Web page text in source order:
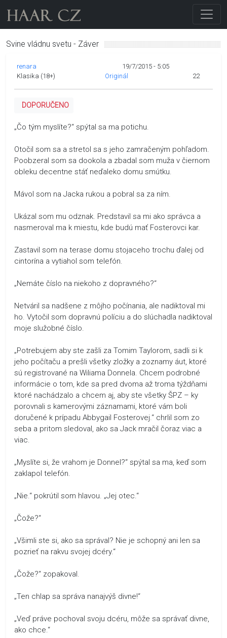
Svine vládnu svetu - Záver
renara
19/7/2015 - 5:05
Klasika (18+)
Originál 22
DOPORUČENO
„Čo tým myslíte?“ spýtal sa ma potichu.
Otočil som sa a stretol sa s jeho zamračeným pohľadom.
Poobzeral som sa dookola a zbadal som muža v čiernom
obleku decentne stáť neďaleko domu smútku.
Mávol som na Jacka rukou a pobral sa za ním.
Ukázal som mu odznak. Predstavil sa mi ako správca a
nasmeroval ma k miestu, kde budú mať Fosterovci kar.
Zastavil som na terase domu stojaceho trochu ďalej od
cintorína a vytiahol som telefón.
„Nemáte číslo na niekoho z dopravného?“
Netváril sa nadšene z môjho počínania, ale nadiktoval mi
ho. Vytočil som dopravnú políciu a do slúchadla nadiktoval
moje služobné číslo.
„Potrebujem aby ste zašli za Tomim Taylorom, sadli si k
jeho počítaču a prešli všetky zložky a zoznamy áut, ktoré
sú registrované na Wiliama Donnela. Chcem podrobné
informácie o tom, kde sa pred dvoma až troma týždňami
ktoré nachádzalo a chcem aj, aby ste všetky ŠPZ – ky
porovnali s kamerovými záznamami, ktoré vám boli
doručené k prípadu Abbygail Fosterovej.“ chrlil som zo
seba a pritom sledoval, ako sa Jack mračil čoraz viac a
viac.
„Myslíte si, že vrahom je Donnel?“ spýtal sa ma, keď som
zaklapol telefón.
„Nie.“ pokrútil som hlavou. „Jej otec.“
„Čože?“
„Všimli ste si, ako sa správal? Nie je schopný ani len sa
pozrieť na rakvu svojej dcéry.“
„Čože?“ zopakoval.
„Ten chlap sa správa nanajvýš divne!“
„Veď práve pochoval svoju dcéru, môže sa správať divne,
ako chce.“